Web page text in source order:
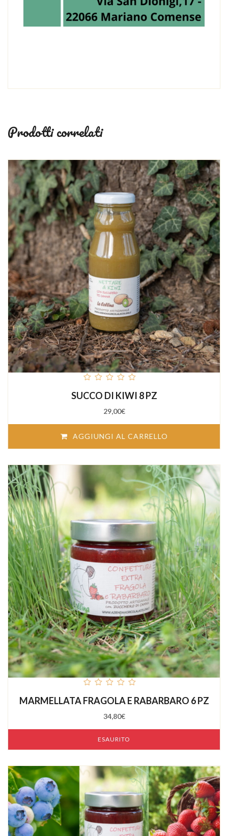
Prodotti correlati
of
SUCCO DI KIWI 8 PZ
29,00€
AGGIUNGI AL CARRELLO
of
MARMELLATA FRAGOLA E RABARBARO 6 PZ
34,80€
ESAURITO